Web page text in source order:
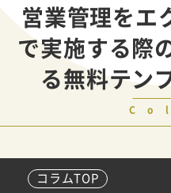
営業管理をエ
で実施する際
る無料テン
コラムTOP